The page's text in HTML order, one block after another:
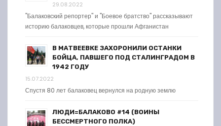
29.08.2022
"Балаковский репортер" и "Боевое братство" рассказывают
историю балаковцев, которые прошли Афганистан
В МАТВЕЕВКЕ ЗАХОРОНИЛИ ОСТАНКИ
БОЙЦА, ПАВШЕГО ПОД СТАЛИНГРАДОМ В
1942 ГОДУ
15.07.2022
Спустя 80 лет балаковец вернулся на родную землю
ЛЮДИ=БАЛАКОВО #14 (ВОИНЫ
БЕССМЕРТНОГО ПОЛКА)